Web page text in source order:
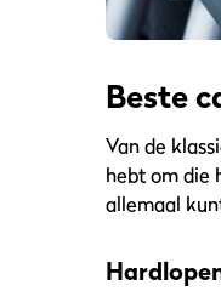
Beste
Van de
hebt om die
allemaal